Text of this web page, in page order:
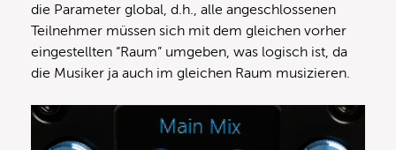
die Parameter global, d.h., alle angeschlossenen
Teilnehmer müssen sich mit dem gleichen vorher
eingestellten “Raum” umgeben, was logisch ist, da
die Musiker ja auch im gleichen Raum musizieren.